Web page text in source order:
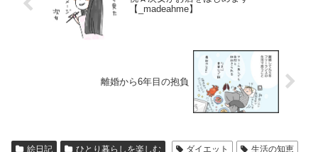
【_madeahme】
離婚から6年目の抱負
絵日記 ひとり暮らしを楽しむ ダイエット
生活の知恵